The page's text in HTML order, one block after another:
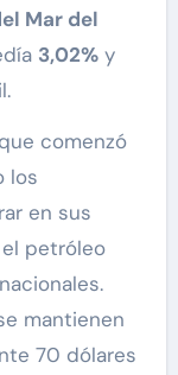
Mar del
3,02%y
comenzó
los
en sus
petróleo
mantienen
70 dólares